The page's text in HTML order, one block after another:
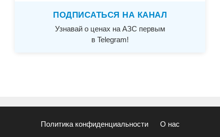
ПОДПИСАТЬСЯ НА КАНАЛ
Узнавай о ценах на АЗС первым
в Telegram!
Политика конфиденциальности О нас